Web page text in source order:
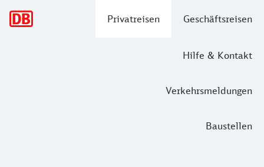
Privatreisen Geschäftsreisen
Hilfe & Kontakt
Verkehrsmeldungen
Baustellen